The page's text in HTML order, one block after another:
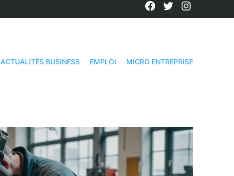
Facebook
Twitter
ACTUALITÉS BUSINESS EMPLOI MICRO ENTREPRISE